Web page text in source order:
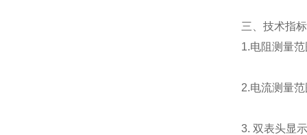
三、技术指标
1.电阻测量
2.电流测量
3. 双表头显